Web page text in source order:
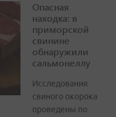
Опасная
находка: в
приморской
свинине
обнаружили
сальмонеллу
Исследования
свиного окорока
проведены по